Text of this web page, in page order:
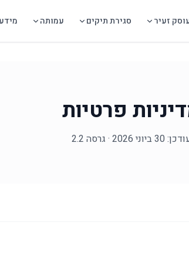
זעיר סגירת תיקים עמותה
פרטיות
30 ביוני 2026 · גרסה 2.2